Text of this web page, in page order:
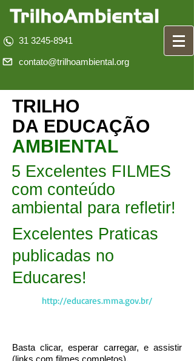
31 3245-8941
contato@trilhoambiental.org
TRILHO
DA EDUCAÇÃO
AMBIENTAL
5 Excelentes FILMES
com conteúdo
ambiental para refletir!
Excelentes Praticas
publicadas no
Educares!
http://educares.mma.gov.br/
Basta clicar, esperar carregar, e assistir
(links com filmes completos).